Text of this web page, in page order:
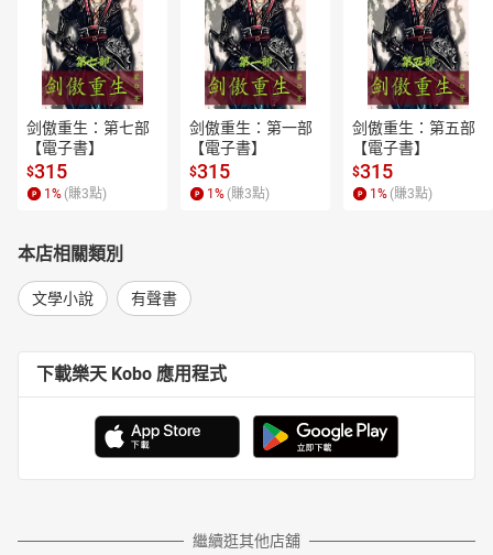
剑傲重生：第七部
【電子書】
$315
1 % (賺3點)
剑傲重生：第一部
【電子書】
$315
1 % (賺3點)
剑傲重生：第五部
【電子書】
$315
1 % (賺3點)
本店相關類別
文學小說 有聲書
下載樂天 Kobo 應用程式
繼續逛其他店舖